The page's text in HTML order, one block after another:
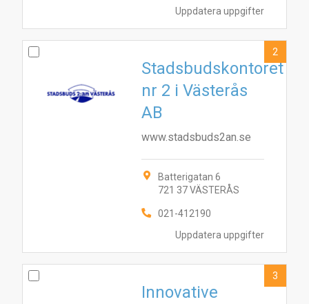
Uppdatera uppgifter
Uppdatera uppgifter
Stadsbudskontoret
nr 2 i Västerås
AB
www.stadsbuds2an.se
Batterigatan 6
721 37 VÄSTERÅS
021-412190
2
Innovative
3